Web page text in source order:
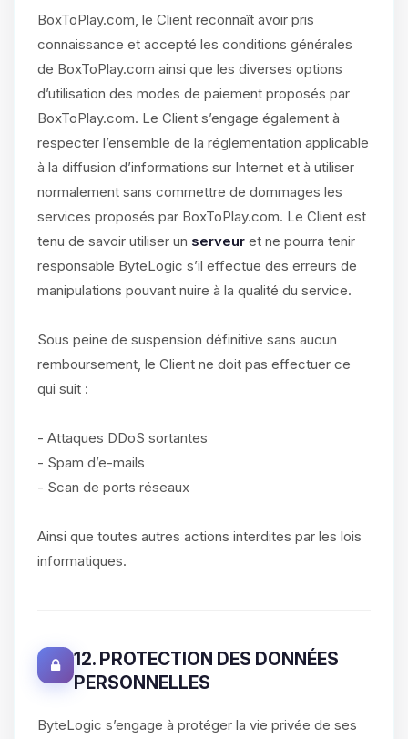
BoxToPlay.com, le Client reconnaît avoir pris
connaissance et accepté les conditions générales
de BoxToPlay.com ainsi que les diverses options
d’utilisation des modes de paiement proposés par
BoxToPlay.com. Le Client s’engage également à
respecter l’ensemble de la réglementation applicable
à la diffusion d’informations sur Internet et à utiliser
normalement sans commettre de dommages les
services proposés par BoxToPlay.com. Le Client est
tenu de savoir utiliser un serveur et ne pourra tenir
responsable ByteLogic s’il effectue des erreurs de
manipulations pouvant nuire à la qualité du service.
Sous peine de suspension définitive sans aucun
remboursement, le Client ne doit pas effectuer ce
qui suit :
- Attaques DDoS sortantes
- Spam d’e-mails
- Scan de ports réseaux
Ainsi que toutes autres actions interdites par les lois
informatiques.
12. PROTECTION DES DONNÉES
PERSONNELLES
ByteLogic s’engage à protéger la vie privée de ses